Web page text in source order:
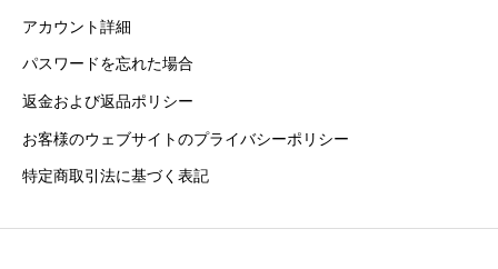
アカウント詳細
パスワードを忘れた場合
返金および返品ポリシー
お客様のウェブサイトのプライバシーポリシー
特定商取引法に基づく表記